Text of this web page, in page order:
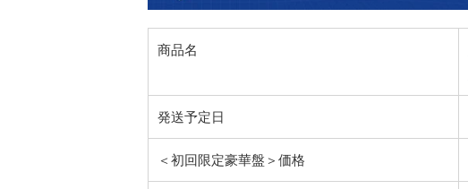
商品名
発送予定日
＜初回限定豪華盤＞価格